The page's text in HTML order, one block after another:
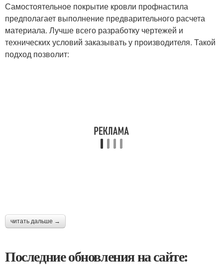
Самостоятельное покрытие кровли профнастила
предполагает выполнение предварительного расчета
материала. Лучше всего разработку чертежей и
технических условий заказывать у производителя. Такой
подход позволит:
читать дальше →
Последние обновления на сайте: